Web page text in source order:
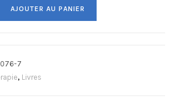
AJOUTER AU PANIER
7
, Livres